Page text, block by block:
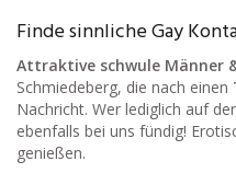
Finde sinnliche Gay
Attraktive schwule Männer
Schmiedeberg, die nach einen
Nachricht. Wer lediglich auf
ebenfalls bei uns fündig!
genießen.